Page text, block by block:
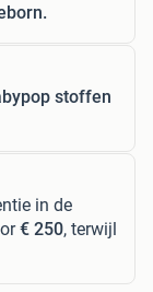
stoffen
in de
€ 250, terwijl